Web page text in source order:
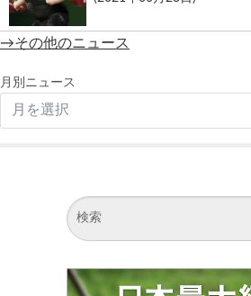
→その他のニュース
月別ニュース